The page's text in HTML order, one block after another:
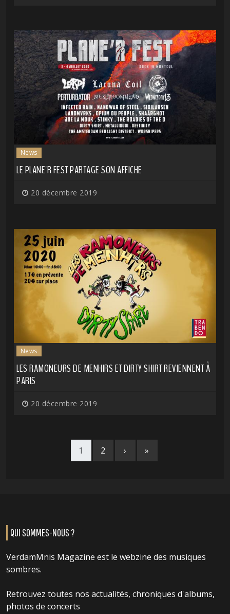
News
LE PLANE'R FEST PARTAGE SON AFFICHE
20 décembre 2019
News
LES RAMONEURS DE MENHIRS ET DIRTY SHIRT REVIENNENT À
PARIS
20 décembre 2019
1 2 › »
QUI SOMMES-NOUS ?
VerdamMnis Magazine est le webzine des musiques
sombres.
Retrouvez toutes nos actualités, chroniques d'albums,
photos de concerts